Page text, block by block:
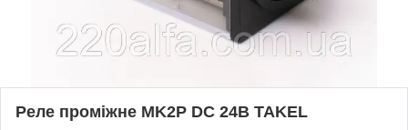
Реле проміжне MK2P DC 24В TAKEL